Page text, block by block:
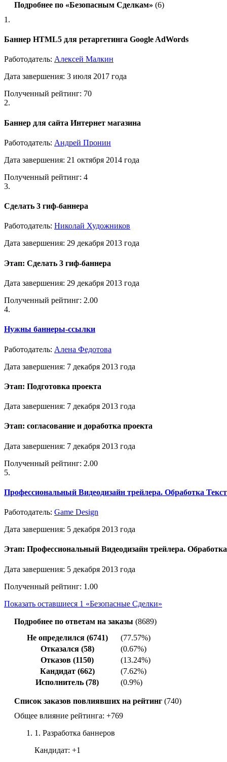
Подробнее по «Безопасным Сделкам» (6)
1.
Баннер HTML5 для ретаргетинга Google AdWords
Работодатель: Алексей Малкин
Дата завершения: 3 июля 2017 года
Полученный рейтинг: 70
2.
Баннер для сайта Интернет магазина
Работодатель: Андрей Пронин
Дата завершения: 21 октября 2014 года
Полученный рейтинг: 4
3.
Сделать 3 гиф-баннера
Работодатель: Николай Художников
Дата завершения: 29 декабря 2013 года
Этап: Сделать 3 гиф-баннера
Дата завершения: 29 декабря 2013 года
Полученный рейтинг: 2.00
4.
Нужны баннеры-ссылки
Работодатель: Алена Федотова
Дата завершения: 7 декабря 2013 года
Этап: Подготовка проекта
Дата завершения: 7 декабря 2013 года
Этап: согласование и доработка проекта
Дата завершения: 7 декабря 2013 года
Полученный рейтинг: 2.00
5.
Профессиональный Видеодизайн трейлера. Обработка
Работодатель: Game Design
Дата завершения: 5 декабря 2013 года
Этап: Профессиональный Видеодизайн трейлера.
Дата завершения: 5 декабря 2013 года
Полученный рейтинг: 1.00
Показать оставшиеся 1 «Безопасные Сделки»
Подробнее по ответам на заказы (8689)
Не определился (6741)
(77.57%)
Отказался (58)
(0.67%)
Отказов (1150)
(13.24%)
Кандидат (662)
(7.62%)
Исполнитель (78)
(0.9%)
Список заказов повлиявших на рейтинг (740)
Общее влияние рейтинга: +769
1. Разработка баннеров
Кандидат: +1